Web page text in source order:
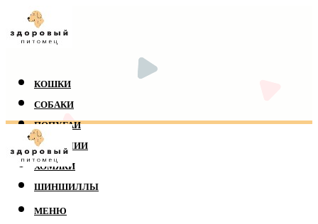
КОШКИ
СОБАКИ
ПОПУГАИ
РЕПТИЛИИ
ХОМЯКИ
ШИНШИЛЛЫ
МЕНЮ